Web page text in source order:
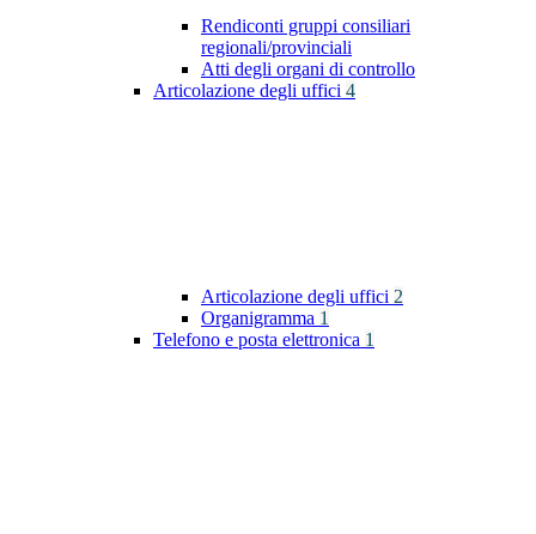
Rendiconti gruppi consiliari
regionali/provinciali
Atti degli organi di controllo
Articolazione degli uffici 4
Articolazione degli uffici 2
Organigramma 1
Telefono e posta elettronica 1